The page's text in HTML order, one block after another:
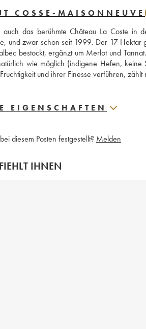
COSSE-MAISONNEUVE
das berühmte Château La Coste in
und zwar schon seit 1999. Der 17
bestockt, ergänzt um Merlot und
wie möglich (indigene Hefen,
und ihrer Finesse verführen,
EIGENSCHAFTEN
diesem Posten festgestellt? Melden
IHNEN